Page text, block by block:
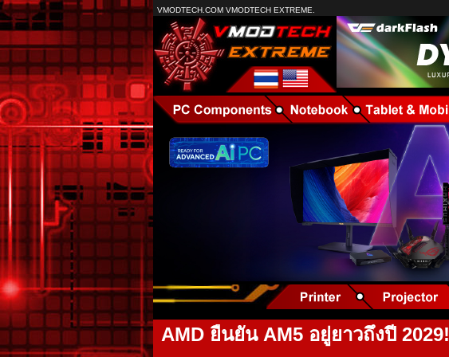
VMODTECH.COM VMODTECH EXTREME.
AMD ยืนยัน AM5 อยู่ยาวถึงปี 2029!